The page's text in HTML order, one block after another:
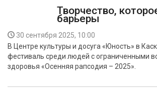
Творчество,
барьеры
30 сентября 2025, 10:00
В Центре культуры и досуга «Юность» в
фестиваль среди людей с ограниченными
здоровья «Осенняя рапсодия – 2025».